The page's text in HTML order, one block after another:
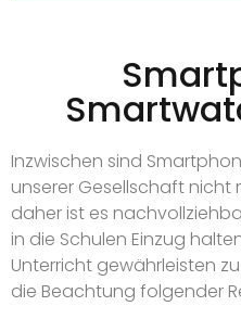
Inzwischen sind
unserer Gesellschaft nicht
daher ist es
in die Schulen Einzug
Unterricht gewährleisten
die Beachtung folgender